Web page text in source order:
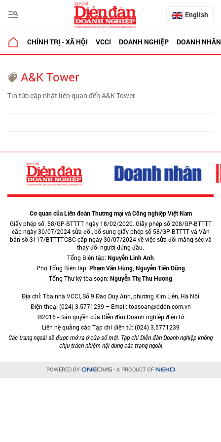
English
CHÍNH TRỊ - XÃ HỘI VCCI DOANH NGHIỆP DOANH NHÂN
A&K Tower
Tin tức cập nhật liên quan đến A&K Tower
Cơ quan của Liên đoàn Thương mại và Công nghiệp Việt Nam
Giấy phép số: 58/GP-BTTTT ngày 18/02/2020. Giấy phép số 208/GP-BTTTT
cấp ngày 30/07/2024 sửa đổi, bổ sung giấy phép số 58/GP-BTTTT và Văn
bản số 3117/BTTTT-CBC cấp ngày 30/07/2024 về việc sửa đổi măng séc và
thay đổi người đứng đầu.
Tổng Biên tập:Nguyễn Linh Anh
Phó Tổng Biên tập:Phạm Văn Hùng, Nguyễn Tiến Dũng
Tổng Thư ký tòa soạn:Nguyễn Thị Thu Hương
Địa chỉ: Tòa nhà VCCI, Số 9 Đào Duy Anh, phường Kim Liên, Hà Nội
Điện thoại (024) 3.5771239 – Email: toasoan@dddn.com.vn
©2016 - Bản quyền của Diễn đàn Doanh nghiệp điện tử
Liên hệ quảng cáo Tạp chí điện tử: (024) 3.5771239
Các trang ngoài sẽ được mở ra ở cửa sổ mới. Tạp chí Diễn đàn Doanh nghiệp không
chịu trách nhiệm nội dung các trang ngoài
POWERED BY ONECMS- A PRODUCT OF NEKO